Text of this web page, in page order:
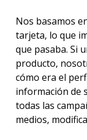
Nos basamos
tarjeta, lo que
que pasaba. Si
producto,
cómo era el
información de
todas las
medios,